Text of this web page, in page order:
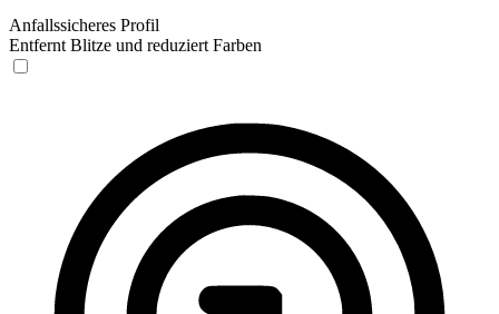
Anfallssicheres Profil
Entfernt Blitze und reduziert Farben